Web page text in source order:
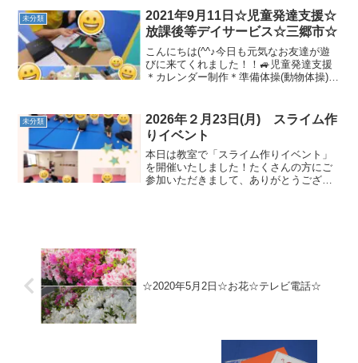
ーに挑戦です＼(^o^)／先生のお話をよく
聞いて頑張りまし...
未分類
2021年9月11日☆児童発達支援☆
放課後等デイサービス☆三郷市☆
こんにちは(^^♪今日も元気なお友達が遊
びに来てくれました！！🚙児童発達支援
＊カレンダー制作＊準備体操(動物体操)＊
ノリマラソン👣＊バランスボール＊トラ
ンポリン＊半円バ...
未分類
2026年２月23日(月) スライム作
りイベント
本日は教室で「スライム作りイベント」
を開催いたしました！たくさんの方にご
参加いただきまして、ありがとうござい
☆2020年5月2日☆お花☆テレビ電話☆